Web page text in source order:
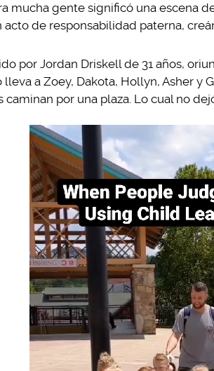
mucha gente significó una escena
acto de responsabilidad paterna,
por Jordan Driskell de 31 años,
a Zoey, Dakota, Hollyn, Asher y
caminan por una plaza. Lo cual no